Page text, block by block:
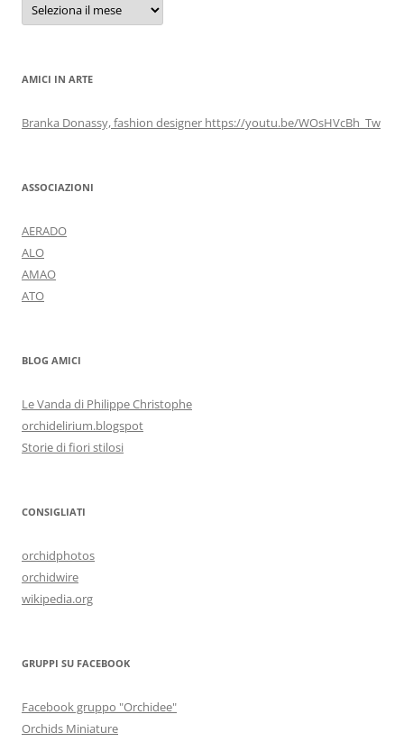
AMICI IN ARTE
Branka Donassy, fashion designer https://youtu.be/WOsHVcBh_Tw
ASSOCIAZIONI
AERADO
ALO
AMAO
ATO
BLOG AMICI
Le Vanda di Philippe Christophe
orchidelirium.blogspot
Storie di fiori stilosi
CONSIGLIATI
orchidphotos
orchidwire
wikipedia.org
GRUPPI SU FACEBOOK
Facebook gruppo "Orchidee"
Orchids Miniature